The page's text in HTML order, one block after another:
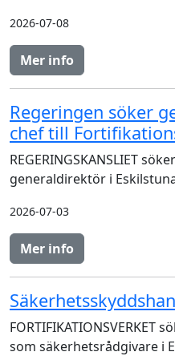
2026-07-08
Mer info
Regeringen söker
chef till
REGERINGSKANSLIET
generaldirektör i
2026-07-03
Mer info
som säkerhetsrådgivare i